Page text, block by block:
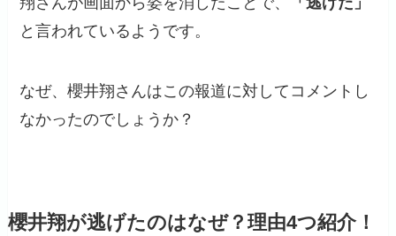
と言われているようです。
なぜ、櫻井翔さんはこの報道に対してコメントし
なかったのでしょうか？
櫻井翔が逃げたのはなぜ？理由4つ紹介！